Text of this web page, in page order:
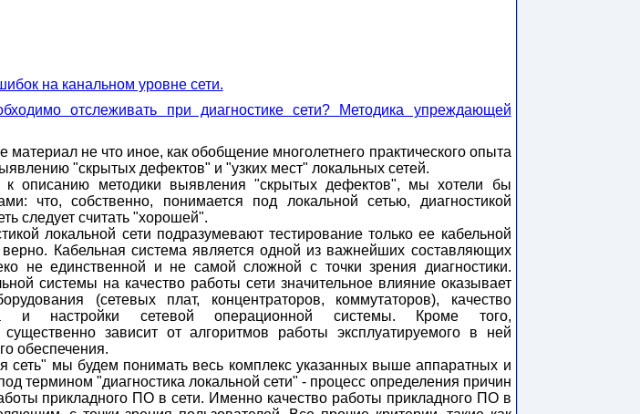
на канальном уровне сети.
отслеживать при диагностике сети? Методика упреждающей
материал не что иное, как обобщение многолетнего практического опыта
"скрытых дефектов" и "узких мест" локальных сетей.
к описанию методики выявления "скрытых дефектов", мы хотели бы
что, собственно, понимается под локальной сетью, диагностикой
следует считать "хорошей".
локальной сети подразумевают тестирование только ее кабельной
Кабельная система является одной из важнейших составляющих
не единственной и не самой сложной с точки зрения диагностики.
системы на качество работы сети значительное влияние оказывает
(сетевых плат, концентраторов, коммутаторов), качество
и настройки сетевой операционной системы. Кроме того,
зависит от алгоритмов работы эксплуатируемого в ней
обеспечения.
сеть" мы будем понимать весь комплекс указанных выше аппаратных и
термином "диагностика локальной сети" - процесс определения причин
прикладного ПО в сети. Именно качество работы прикладного ПО в